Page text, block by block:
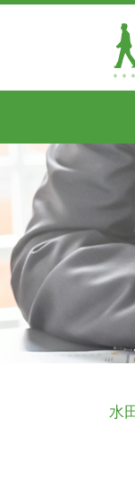
水